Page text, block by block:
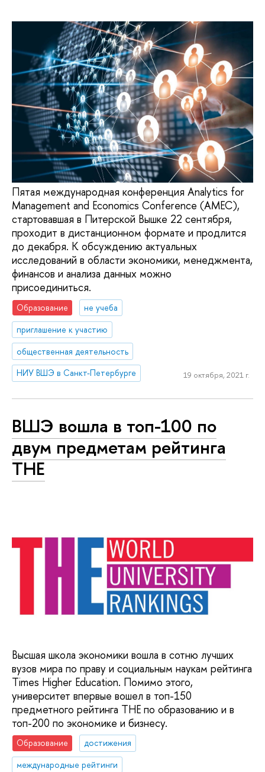
Пятая международная конференция Analytics for
Management and Economics Conference (AMEC),
стартовавшая в Питерской Вышке 22 сентября,
проходит в дистанционном формате и продлится
до декабря. К обсуждению актуальных
исследований в области экономики, менеджмента,
финансов и анализа данных можно
присоединиться.
Образование
не учеба
приглашение к участию
общественная деятельность
НИУ ВШЭ в Санкт-Петербурге
19 октября, 2021 г.
ВШЭ вошла в топ-100 по
двум предметам рейтинга
ТНЕ
Высшая школа экономики вошла в сотню лучших
вузов мира по праву и социальным наукам рейтинга
Times Higher Education. Помимо этого,
университет впервые вошел в топ-150
предметного рейтинга ТНЕ по образованию и в
топ-200 по экономике и бизнесу.
Образование
достижения
международные рейтинги